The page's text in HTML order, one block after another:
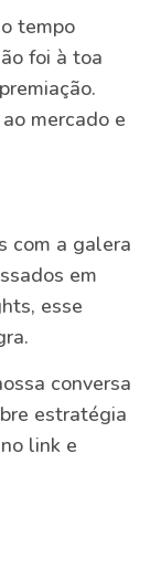
tempo
foi à toa
mercado e
com a galera
em
esse
conversa
estratégia
link e